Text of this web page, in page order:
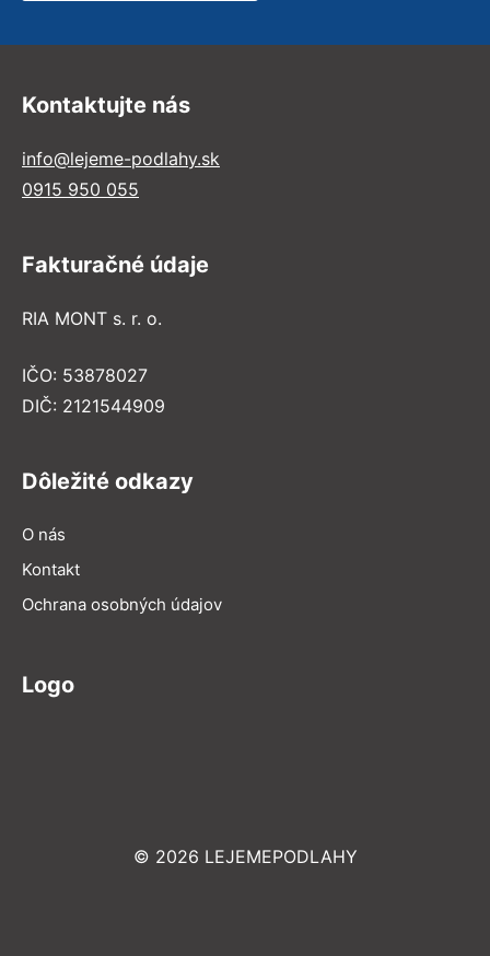
Kontaktujte nás
info@lejeme-podlahy.sk
0915 950 055
Fakturačné údaje
RIA MONT s. r. o.
IČO: 53878027
DIČ: 2121544909
Dôležité odkazy
O nás
Kontakt
Ochrana osobných údajov
Logo
© 2026 LEJEMEPODLAHY